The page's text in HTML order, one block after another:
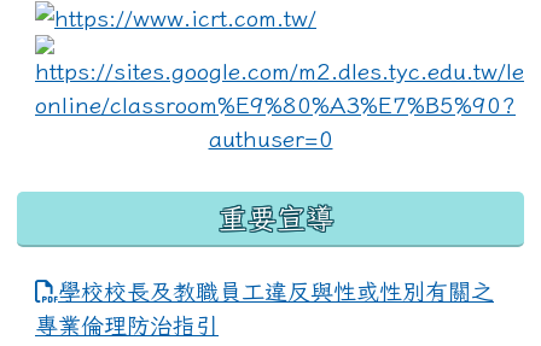
link to https://
重要宣導
學校校長及教職員工違反與性或性別有關之
專業倫理防治指引